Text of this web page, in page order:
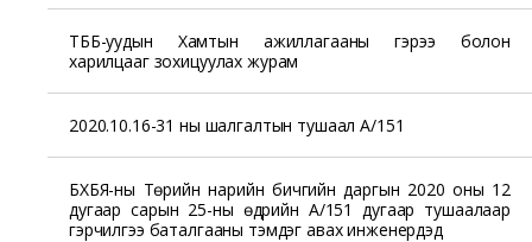
ТББ-уудын Хамтын ажиллагааны гэрээ болон
харилцааг зохицуулах журам
2020.10.16-31 ны шалгалтын тушаал А/151
БХБЯ-ны Төрийн нарийн бичгийн даргын 2020 оны 12
дугаар сарын 25-ны өдрийн А/151 дугаар тушаалаар
гэрчилгээ баталгааны тэмдэг авах инженерүүдэд